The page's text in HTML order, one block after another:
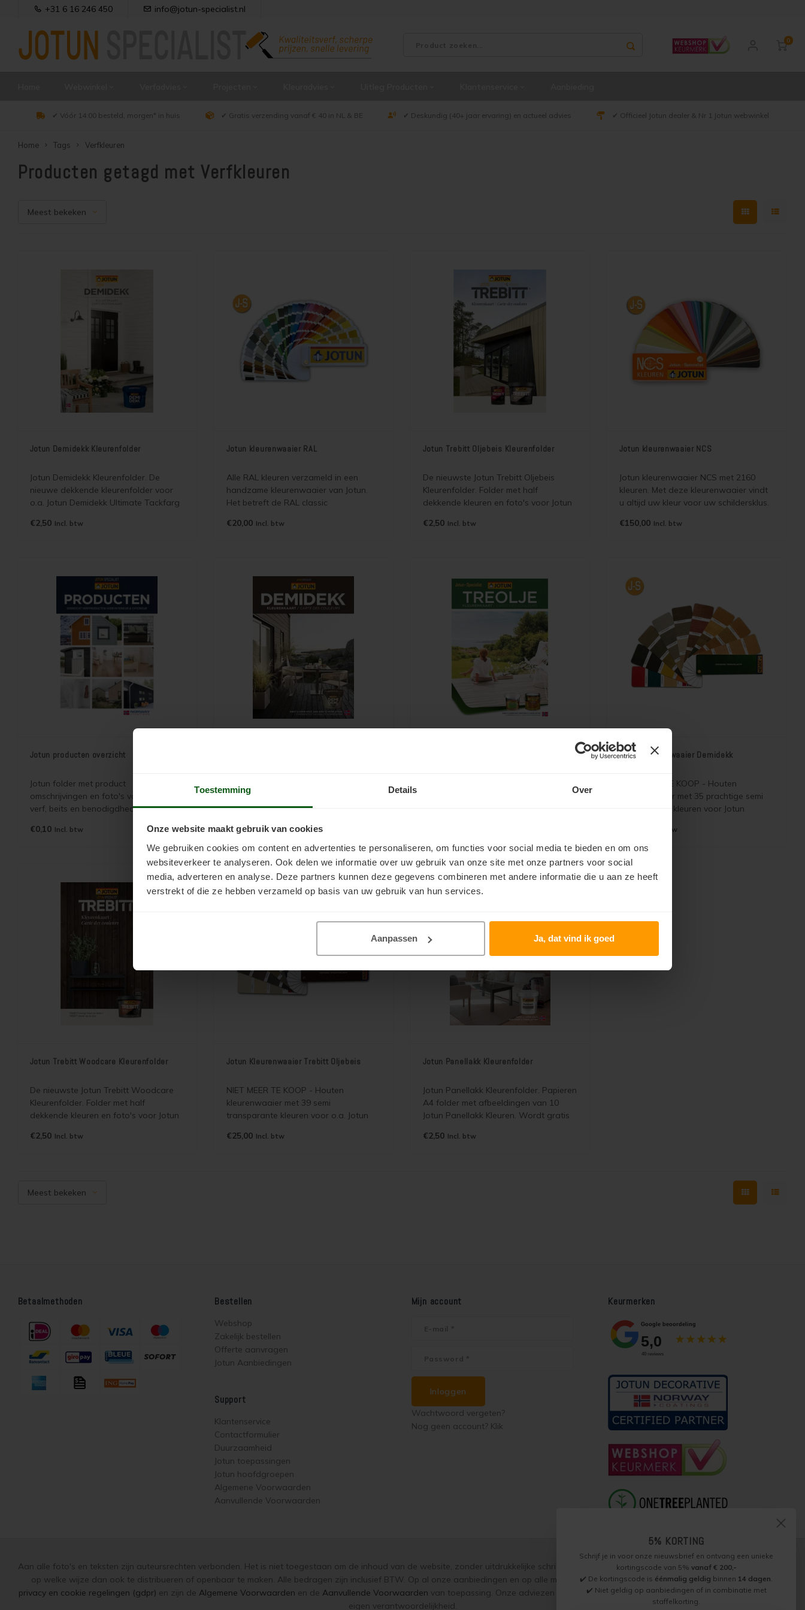
Toestemming Details Over
Onze website maakt gebruik van cookies
We gebruiken cookies om content en advertenties te personaliseren, om functies voor social media te bieden en om ons
websiteverkeer te analyseren. Ook delen we informatie over uw gebruik van onze site met onze partners voor social
media, adverteren en analyse. Deze partners kunnen deze gegevens combineren met andere informatie die u aan ze heeft
verstrekt of die ze hebben verzameld op basis van uw gebruik van hun services.
Aanpassen Ja, dat vind ik goed
+31 6 16 246 450 info@jotun-specialist.nl
0
✔ Vóór 14:00 besteld, morgen* in huis ✔ Gratis verzending vanaf € 40 in NL & BE ✔ Deskundig (40+ jaar ervaring) en actueel advies ✔ Officieel Jotun dealer & Nr 1 Jotun webwinkel
Home Tags Verfkleuren
Producten getagd met Verfkleuren
Meest bekeken
Jotun Demidekk Kleurenfolder
Jotun Demidekk Kleurenfolder. De
nieuwe dekkende kleurenfolder voor
o.a. Jotun Demidekk Ultimate Tackfarg
dekkende beitsen en verven van Jotun.
€2,50 Incl. btw
Jotun kleurenwaaier RAL
Alle RAL kleuren verzameld in een
handzame kleurenwaaier van Jotun.
Het betreft de RAL classic
kleuren. Wordt gratis verzonden als
€20,00 Incl. btw
Jotun Trebitt Oljebeis Kleurenfolder
De nieuwste Jotun Trebitt Oljebeis
Kleurenfolder. Folder met half
dekkende kleuren en foto's voor Jotun
Oljebeis. Wordt gratis verzonden als
€2,50 Incl. btw
Jotun kleurenwaaier NCS
Jotun kleurenwaaier NCS met 2160
kleuren. Met deze kleurenwaaier vindt
u altijd uw kleur voor uw schildersklus.
dekkende Jotun verven, muurverven en
€150,00 Incl. btw
Jotun producten overzicht
Jotun folder met product
omschrijvingen en foto's van alle Jotun
verf, beits en benodigdheden. Wordt
€0,10 Incl. btw
Terrasslasyr Kleurenfolder. Papieren A4
folder met afbeeldingen van de 35
Terrasslasyr kleuren. Wordt gratis
verzonden als brievenbuspost.
€2,50 Incl. btw
Jotun Kleurenwaaier Demidekk
NIET MEER TE KOOP - Houten
kleurenwaaier met 35 prachtige semi
transparante kleuren voor Jotun
verzonden als brievenbuspost.
Incl. btw
Jotun Trebitt Woodcare Kleurenfolder
De nieuwste Jotun Trebitt Woodcare
Kleurenfolder. Folder met half
dekkende kleuren en foto's voor Jotun
verzendkosten | selecteer
€2,50 Incl. btw
Jotun Kleurenwaaier Trebitt Oljebeis
NIET MEER TE KOOP - Houten
kleurenwaaier met 39 semi
transparante kleuren voor o.a. Jotun
verzonden als brievenbuspost.
€25,00 Incl. btw
Jotun Panellakk Kleurenfolder
Jotun Panellakk Kleurenfolder. Papieren
A4 folder met afbeeldingen van 10
Jotun Panellakk Kleuren. Wordt gratis
€2,50 Incl. btw
Meest bekeken
Betaalmethoden Bestellen
Webshop
Zakelijk bestellen
Offerte aanvragen
Jotun Aanbiedingen
Support
Klantenservice
Contactformulier
Duurzaamheid
Jotun toepassingen
Jotun hoofdgroepen
Algemene Voorwaarden
Aanvullende Voorwaarden
Mijn account
Inloggen
Wachtwoord vergeten?
Nog geen account? Klik
Keurmerken
Aan alle foto's en teksten zijn auteursrechten verbonden. Het is niet toegestaan om de inhoud van de website, zonder uitdrukkelijke schriftelijke toestemming, over te nemen, te vermenigvuldigen of
op welke wijze dan ook te distribueren of openbaar te maken. Alle bedragen zijn inclusief BTW. Op al onze aanbiedingen en op alle met ons gesloten overeenkomsten gelden onzegarantie,
privacy en cookie regelingen (gdpr) en zijn de Algemene Voorwaarden en de Aanvullende Voorwaarden van toepassing. Onze adviezen worden naar beste weten verstrekt, toepassing is altijd op
eigen verantwoordelijkheid.
5% KORTING
Schrijf je in voor onze nieuwsbrief en ontvang een unieke
kortingscode van 5% vanaf € 200,-
✔️ De kortingscode is éénmalig geldig binnen 14 dagen.
✔️ Niet geldig op aanbiedingen of in combinatie met
staffelkorting.